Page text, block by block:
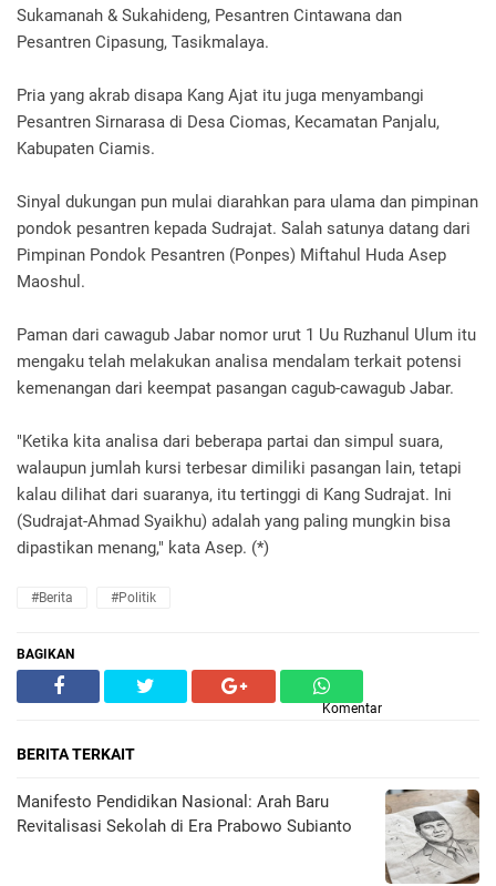
Sukamanah & Sukahideng, Pesantren Cintawana dan
Pesantren Cipasung, Tasikmalaya.
Pria yang akrab disapa Kang Ajat itu juga menyambangi
Pesantren Sirnarasa di Desa Ciomas, Kecamatan Panjalu,
Kabupaten Ciamis.
Sinyal dukungan pun mulai diarahkan para ulama dan pimpinan
pondok pesantren kepada Sudrajat. Salah satunya datang dari
Pimpinan Pondok Pesantren (Ponpes) Miftahul Huda Asep
Maoshul.
Paman dari cawagub Jabar nomor urut 1 Uu Ruzhanul Ulum itu
mengaku telah melakukan analisa mendalam terkait potensi
kemenangan dari keempat pasangan cagub-cawagub Jabar.
"Ketika kita analisa dari beberapa partai dan simpul suara,
walaupun jumlah kursi terbesar dimiliki pasangan lain, tetapi
kalau dilihat dari suaranya, itu tertinggi di Kang Sudrajat. Ini
(Sudrajat-Ahmad Syaikhu) adalah yang paling mungkin bisa
dipastikan menang," kata Asep. (*)
#Berita #Politik
BAGIKAN
Komentar
BERITA TERKAIT
Manifesto Pendidikan Nasional: Arah Baru
Revitalisasi Sekolah di Era Prabowo Subianto